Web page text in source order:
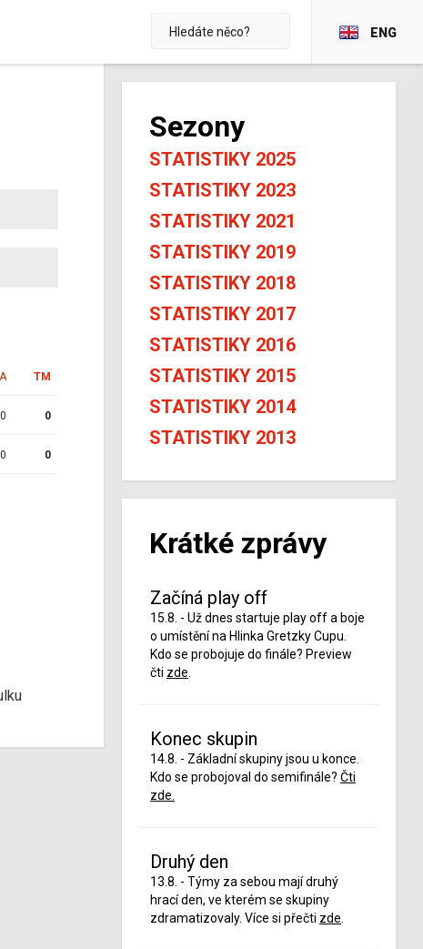
ENG
A TM
0 0
0 0
Sezony
STATISTIKY 2025
STATISTIKY 2023
STATISTIKY 2021
STATISTIKY 2019
STATISTIKY 2018
STATISTIKY 2017
STATISTIKY 2016
STATISTIKY 2015
STATISTIKY 2014
STATISTIKY 2013
Krátké zprávy
Začíná play off
15.8. - Už dnes startuje play off a boje
o umístění na Hlinka Gretzky Cupu.
Kdo se probojuje do finále? Preview
čti zde
Konec skupin
14.8. - Základní skupiny jsou u konce.
Kdo se probojoval do semifinále? Čti
zde.
Druhý den
13.8. - Týmy za sebou mají druhý
hrací den, ve kterém se skupiny
zdramatizovaly. Více si přečti zde